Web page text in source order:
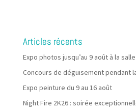
Articles récents
Expo photos jusqu’au 9 août à la
Concours de déguisement pendant
Expo peinture du 9 au 16 août
Night Fire 2K26 : soirée